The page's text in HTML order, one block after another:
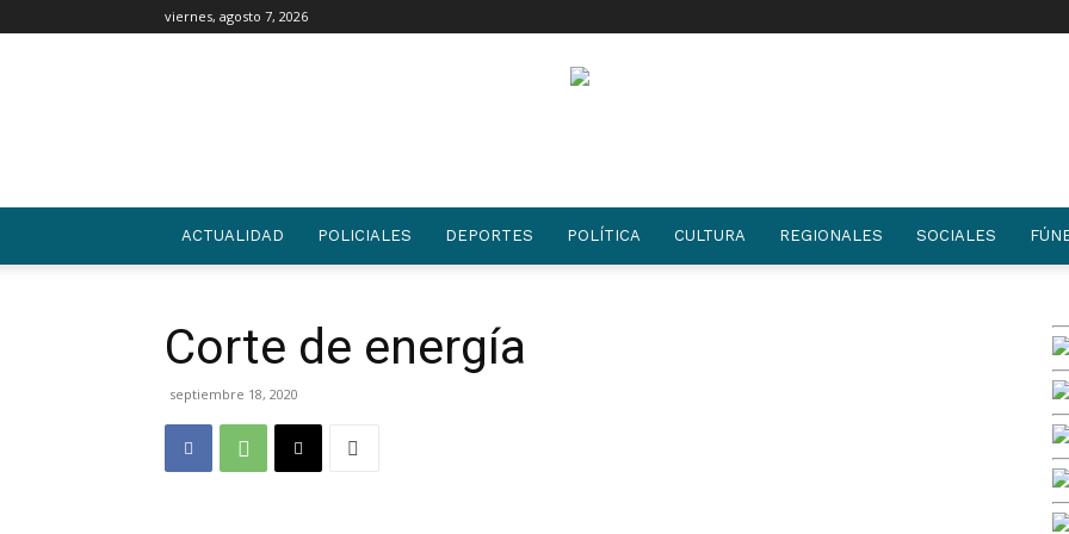
viernes, agosto 7, 2026
ACTUALIDAD POLICIALES DEPORTES POLÍTICA CULTURA REGIONALES SOCIALES
Corte de energía
septiembre 18, 2020